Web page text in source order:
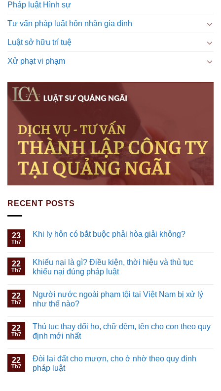
Pháp luật Hình sự
Tư vấn pháp luật hôn nhân gia đình
Luật sở hữu trí tuệ
Xử phạt vi phạm
RECENT POSTS
23
Th7
Khi ly hôn có bắt buộc phải hòa giải không?
22
Th7
Khiếu nại là gì? Điều kiện, thời hiệu và thủ tục
khiếu nại đúng pháp luật
22
Th7
Người nước ngoài phạm tội tại Việt Nam bị xử lý
như thế nào?
22
Th7
Thủ tục thay đổi họ, chữ đệm, tên cho con theo quy
định mới nhất
22
Th7
Đòi lại đất cho mượn, cho ở nhờ theo quy định
pháp luật